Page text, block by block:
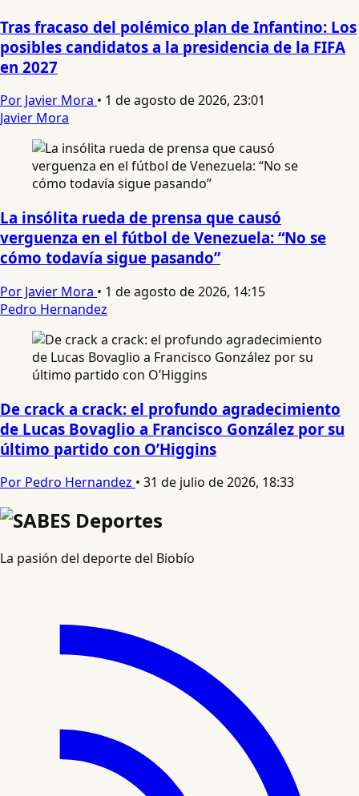
Tras fracaso del polémico plan de Infantino: Los
posibles candidatos a la presidencia de la FIFA
en 2027
Por Javier Mora • 1 de agosto de 2026, 23:01
Javier Mora
La insólita rueda de prensa que causó
verguenza en el fútbol de Venezuela: “No se
cómo todavía sigue pasando”
Por Javier Mora • 1 de agosto de 2026, 14:15
Pedro Hernandez
De crack a crack: el profundo agradecimiento
de Lucas Bovaglio a Francisco González por su
último partido con O’Higgins
Por Pedro Hernandez • 31 de julio de 2026, 18:33
La pasión del deporte del Biobío